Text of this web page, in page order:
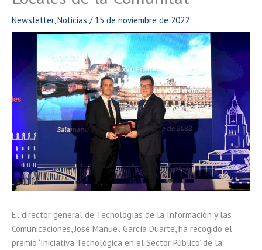
Newsletter,Noticias / 15 de noviembre de 2022
El director general de Tecnologías de la Información y las
Comunicaciones, José Manuel García Duarte, ha recogido el
premio ‘Iniciativa Tecnológica en el Sector Público’ de la